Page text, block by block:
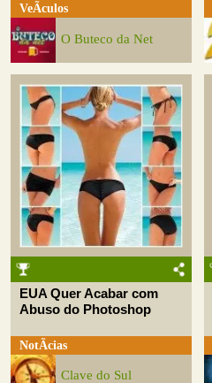
VeÃ­culos
O Buteco da Net
EUA Quer Acabar com
Abuso do Photoshop
NotÃ­cias
Clave do Sul